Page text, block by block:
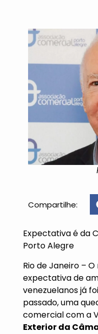
Compartilhe:
Expectativa é da
Porto Alegre
Rio de Janeiro –
expectativa de
venezuelanos já
passado, uma
comercial com a
Exterior da